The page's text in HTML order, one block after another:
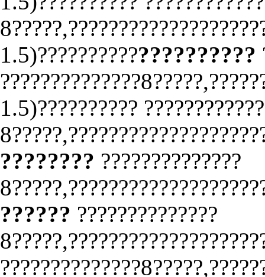
1.5)????????????????????
1.5)??????????
???????? ??????????????
?????? ??????????????